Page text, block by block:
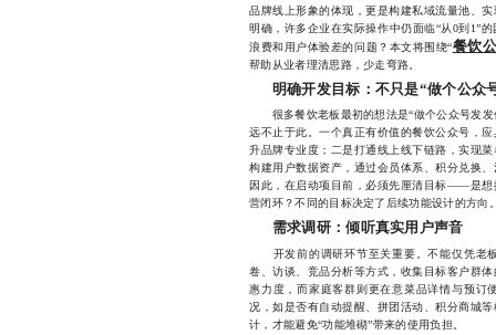
品牌线上形象的体现，更是构建私域流量池、
明确，许多企业在实际操作中仍面临“从0到1”
浪费和用户体验差的问题？本文将围绕“餐饮
帮助从业者理清思路，少走弯路。
明确开发目标：不只是“做个公众
很多餐饮老板最初的想法是“做个公众号发发
远不止于此。一个真正有价值的餐饮公众号，
升品牌专业度；二是打通线上线下链路，实现
构建用户数据资产，通过会员体系、积分兑换
因此，在启动项目前，必须先厘清目标——是
营闭环？不同的目标决定了后续功能设计的方向
需求调研：倾听真实用户声音
开发前的调研环节至关重要。不能仅凭老
卷、访谈、竞品分析等方式，收集目标客户群
惠力度，而家庭客群则更在意菜品详情与预订
况，如是否有自动提醒、拼团活动、积分商城
计，才能避免“功能堆砌”带来的使用负担。